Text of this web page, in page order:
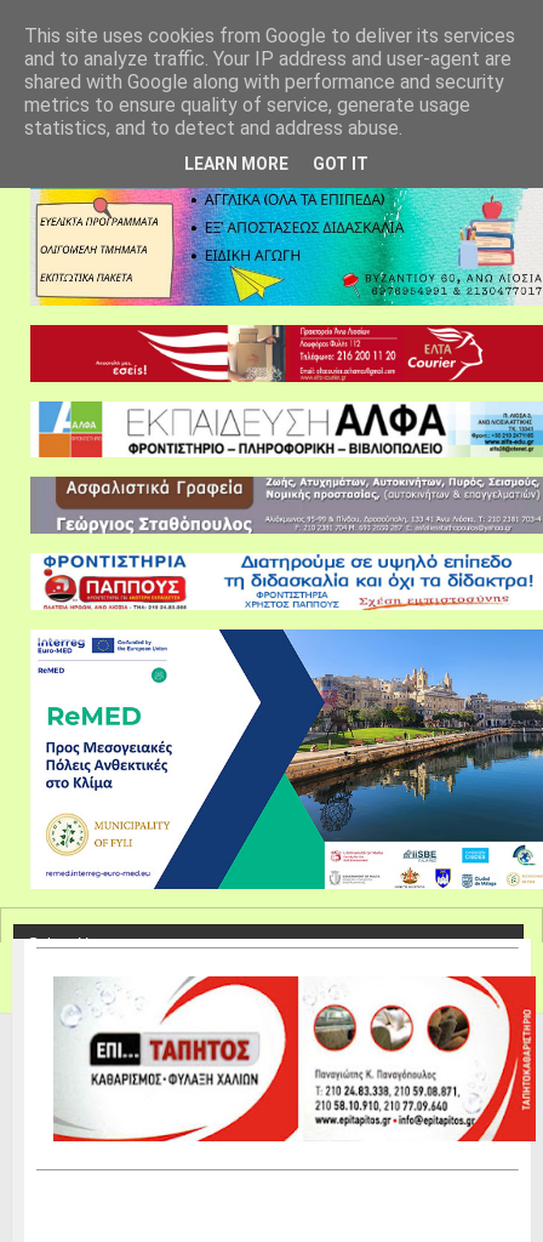
This site uses cookies from Google to deliver its services
and to analyze traffic. Your IP address and user-agent are
shared with Google along with performance and security
metrics to ensure quality of service, generate usage
statistics, and to detect and address abuse.
LEARN MORE GOT IT